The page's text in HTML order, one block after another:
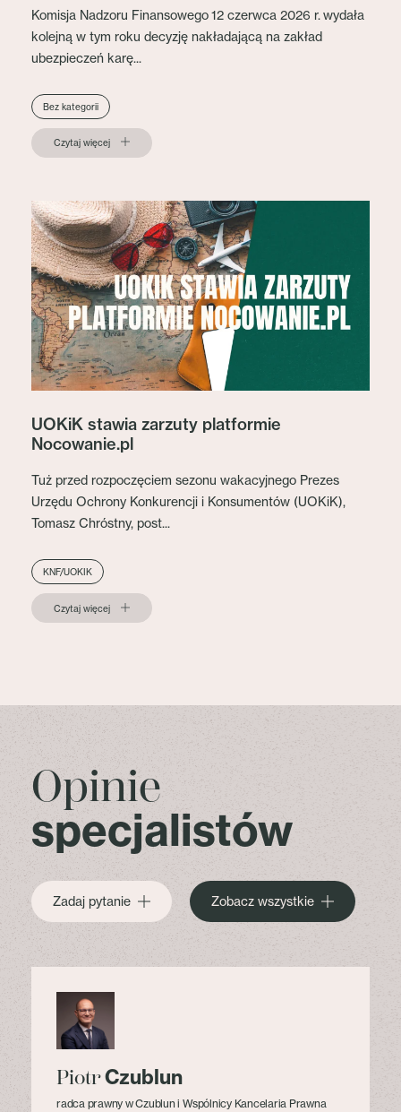
Komisja Nadzoru Finansowego 12 czerwca 2026 r. wydała
kolejną w tym roku decyzję nakładającą na zakład
ubezpieczeń karę...
Bez kategorii
Czytaj więcej
UOKiK stawia zarzuty platformie
Nocowanie.pl
Tuż przed rozpoczęciem sezonu wakacyjnego Prezes
Urzędu Ochrony Konkurencji i Konsumentów (UOKiK),
Tomasz Chróstny, post...
KNF/UOKIK
Czytaj więcej
Opinie
specjalistów
Zadaj pytanie Zobacz wszystkie
PiotrCzublun
radca prawny w Czublun i Wspólnicy Kancelaria Prawna